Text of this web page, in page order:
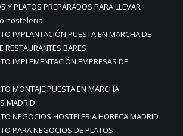
Y PLATOS PREPARADOS PARA LLEVAR
hosteleria
IMPLANTACIÓN PUESTA EN MARCHA DE
RESTAURANTES BARES
IMPLEMENTACIÓN EMPRESAS DE
MONTAJE PUESTA EN MARCHA
MADRID
NEGOCIOS HOSTELERIA HORECA MADRID
PARA NEGOCIOS DE PLATOS